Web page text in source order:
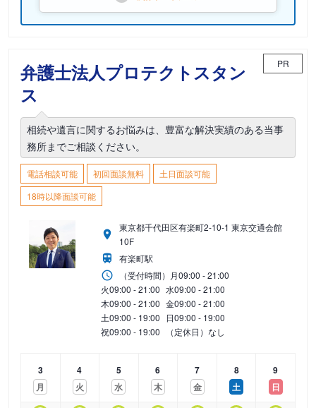
弁護士法人プロテクトスタン
ス
PR
相続や遺言に関するお悩みは、豊富な解決実績のある当事
務所までご相談ください。
電話相談可能 初回面談無料
土日面談可能
18時以降面談可能
東京都千代田区有楽町2-10-1 東京交通会館
10F
有楽町駅
（受付時間） 月09:00 - 21:00
火09:00 - 21:00 水09:00 - 21:00
木09:00 - 21:00 金09:00 - 21:00
土09:00 - 19:00 日09:00 - 19:00
祝09:00 - 19:00 （定休日）なし
3
月
4
火
5
水
6
木
7
金
8
土
9
日